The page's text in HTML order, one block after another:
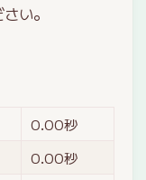
い。
0.00秒
0.00秒